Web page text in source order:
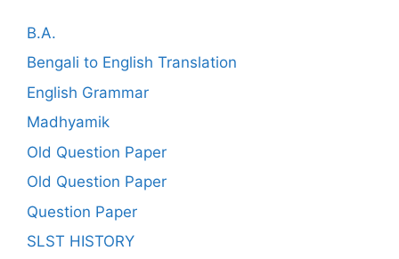
B.A.
Bengali to English Translation
English Grammar
Madhyamik
Old Question Paper
Old Question Paper
Question Paper
SLST HISTORY